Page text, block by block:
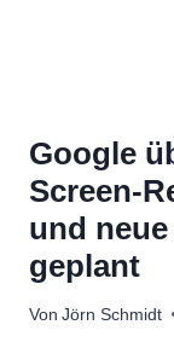
Google
Screen-
und
geplant
Von Jörn Schmidt